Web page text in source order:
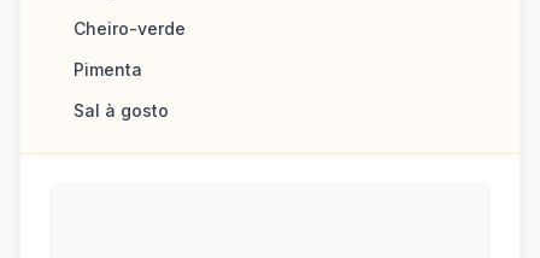
Cheiro-verde
Pimenta
Sal à gosto